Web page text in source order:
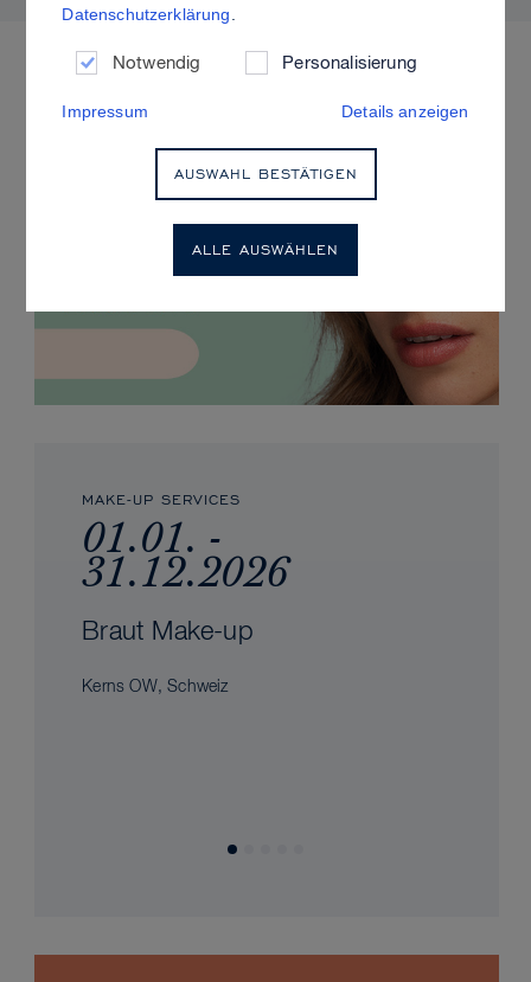
ANSTEHENDE VERANSTALTUNGEN
MAKE-UP SERVICES
01.01. -
31.12.2026
Braut Make-up
Kerns OW, Schweiz
Datenschutzerklärung
Notwendig Personalisierung
Impressum Details anzeigen
AUSWAHL BESTÄTIGEN
ALLE AUSWÄHLEN